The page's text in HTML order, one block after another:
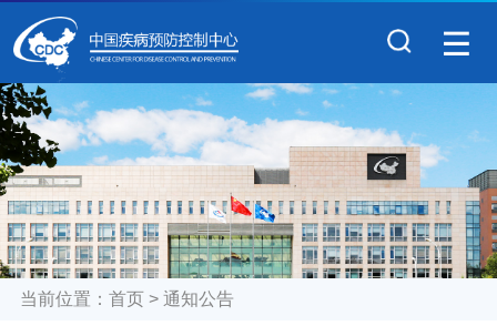
当前位置： 首页> 通知公告